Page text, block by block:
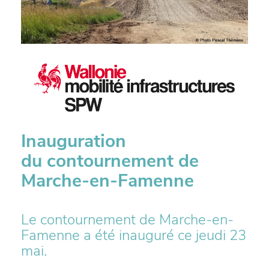
Inauguration
du contournement de
Marche-en-Famenne
Le contournement de Marche-en-
Famenne a été inauguré ce jeudi 23
mai.